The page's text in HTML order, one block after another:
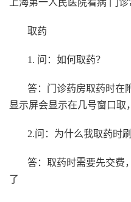
上海第一人民医院看病 门
取药
1. 问：如何取药？
答：门诊药房取药时在
显示屏会显示在几号窗口取
2.问：为什么我取药时
答：取药时需要先交费
了